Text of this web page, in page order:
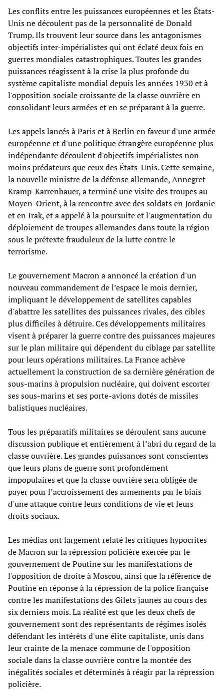
Les conflits entre les puissances européennes et les États-
Unis ne découlent pas de la personnalité de Donald
Trump. Ils trouvent leur source dans les antagonismes
objectifs inter-impérialistes qui ont éclaté deux fois en
guerres mondiales catastrophiques. Toutes les grandes
puissances réagissent à la crise la plus profonde du
système capitaliste mondial depuis les années 1930 et à
l'opposition sociale croissante de la classe ouvrière en
consolidant leurs armées et en se préparant à la guerre.
Les appels lancés à Paris et à Berlin en faveur d'une armée
européenne et d'une politique étrangère européenne plus
indépendante découlent d'objectifs impérialistes non
moins prédateurs que ceux des États-Unis. Cette semaine,
la nouvelle ministre de la défense allemande, Annegret
Kramp-Karrenbauer, a terminé une visite des troupes au
Moyen-Orient, à la rencontre avec des soldats en Jordanie
et en Irak, et a appelé à la poursuite et l'augmentation du
déploiement de troupes allemandes dans toute la région
sous le prétexte frauduleux de la lutte contre le
terrorisme.
Le gouvernement Macron a annoncé la création d'un
nouveau commandement de l’espace le mois dernier,
impliquant le développement de satellites capables
d'abattre les satellites des puissances rivales, des cibles
plus difficiles à détruire. Ces développements militaires
visent à préparer la guerre contre des puissances majeures
sur le plan militaire qui dépendent du ciblage par satellite
pour leurs opérations militaires. La France achève
actuellement la construction de sa dernière génération de
sous-marins à propulsion nucléaire, qui doivent escorter
ses sous-marins et ses porte-avions dotés de missiles
balistiques nucléaires.
Tous les préparatifs militaires se déroulent sans aucune
discussion publique et entièrement à l’abri du regard de la
classe ouvrière. Les grandes puissances sont conscientes
que leurs plans de guerre sont profondément
impopulaires et que la classe ouvrière sera obligée de
payer pour l’accroissement des armements par le biais
d'une attaque contre leurs conditions de vie et leurs
droits sociaux.
Les médias ont largement relaté les critiques hypocrites
de Macron sur la répression policière exercée par le
gouvernement de Poutine sur les manifestations de
l'opposition de droite à Moscou, ainsi que la référence de
Poutine en réponse à la répression de la police française
contre les manifestations des Gilets jaunes au cours des
six derniers mois. La réalité est que les deux chefs de
gouvernement sont des représentants de régimes isolés
défendant les intérêts d'une élite capitaliste, unis dans
leur crainte de la menace commune de l'opposition
sociale dans la classe ouvrière contre la montée des
inégalités sociales et déterminés à réagir par la répression
policière.